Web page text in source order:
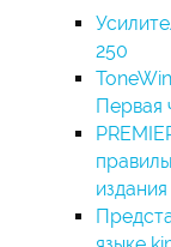
250
Первая